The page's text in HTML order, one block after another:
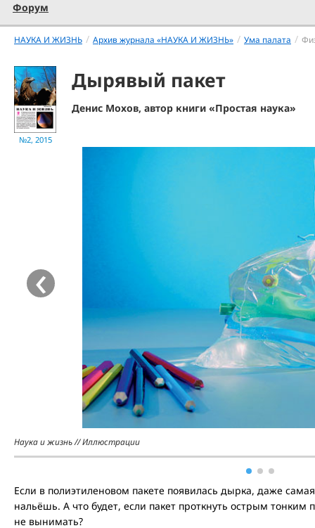
Форум
НАУКА И ЖИЗНЬ / Архив журнала «НАУКА И ЖИЗНЬ» / Ума палата /
№2, 2015
Дырявый пакет
Денис Мохов, автор книги «Простая наука»
Наука и жизнь // Иллюстрации
‹
Если в полиэтиленовом пакете появилась дырка, даже
нальёшь. А что будет, если пакет проткнуть острым
не вынимать?